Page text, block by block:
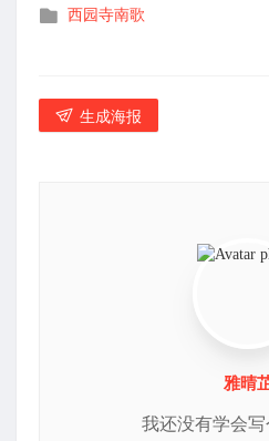
发
西园寺南歌
生成海报
雅晴
我还没有学会写